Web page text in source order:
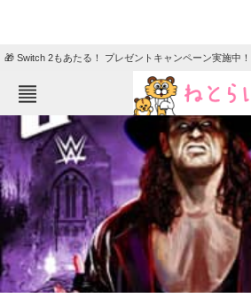
🎁 Switch 2もあたる！ プレゼントキャンペーン実施中！
ねとらぼメニュー
TOP ニュース
エンタメ クイズ
グルメ 地域
住まい 教育・育児
動物 リサーチ